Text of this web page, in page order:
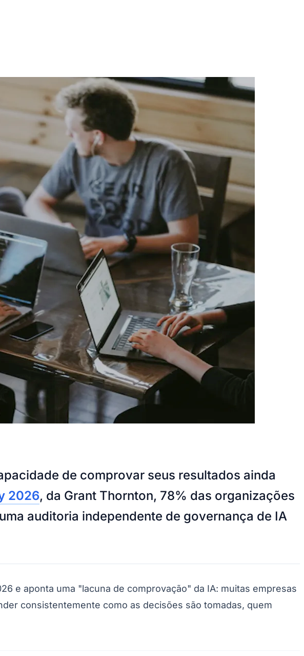
Jardim GrazielaJardim IracemaJardim ItaquitiJardim JulioJardim LíbanoJardim Maria
Jardim São SilvestreJardim SilveiraJardim TupãJardim Tupanci Mutinga
Santana de Parnaíba SilveiraTamboré Vale do SolVila BarrosVila Boa Vista
da RochaFrancisco MoratoTaboão da SerraEmbu das Artes
de comprovar seus resultados ainda
2026, da Grant Thornton, 78% das organizações
auditoria independente de governança de IA
e aponta uma "lacuna de comprovação" da IA: muitas empresas
consistentemente como as decisões são tomadas, quem